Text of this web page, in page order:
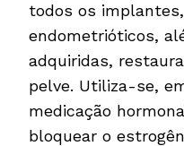
todos os
endometrióticos,
adquiridas,
pelve. Utiliza-se,
medicação
bloquear o